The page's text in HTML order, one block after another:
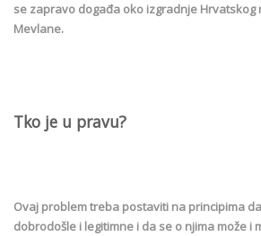
se zapravo događa oko izgradnje Hrvatskog
Mevlane.
Tko je u pravu?
Ovaj problem treba postaviti na principima
dobrodošle i legitimne i da se o njima može i